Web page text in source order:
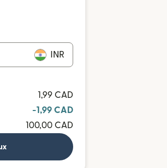
INR
1,99 CAD
-1,99 CAD
100,00 CAD